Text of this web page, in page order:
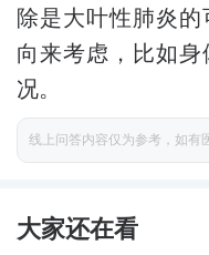
除是大叶性肺炎
向来考虑，比如
况。
线上问答内容仅为参考，如有
大家还在看